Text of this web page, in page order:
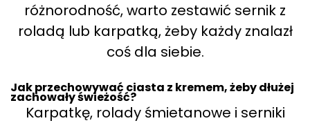
różnorodność, warto zestawić sernik z
roladą lub karpatką, żeby każdy znalazł
coś dla siebie.
Jak przechowywać ciasta z kremem, żeby dłużej
zachowały świeżość?
Karpatkę, rolady śmietanowe i serniki